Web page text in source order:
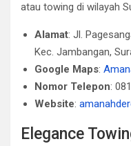
atau towing di wilayah
Alamat: Jl.
Kec. Jambangan,
Google Maps:
Nomor Telepon:
Website:
Elegance